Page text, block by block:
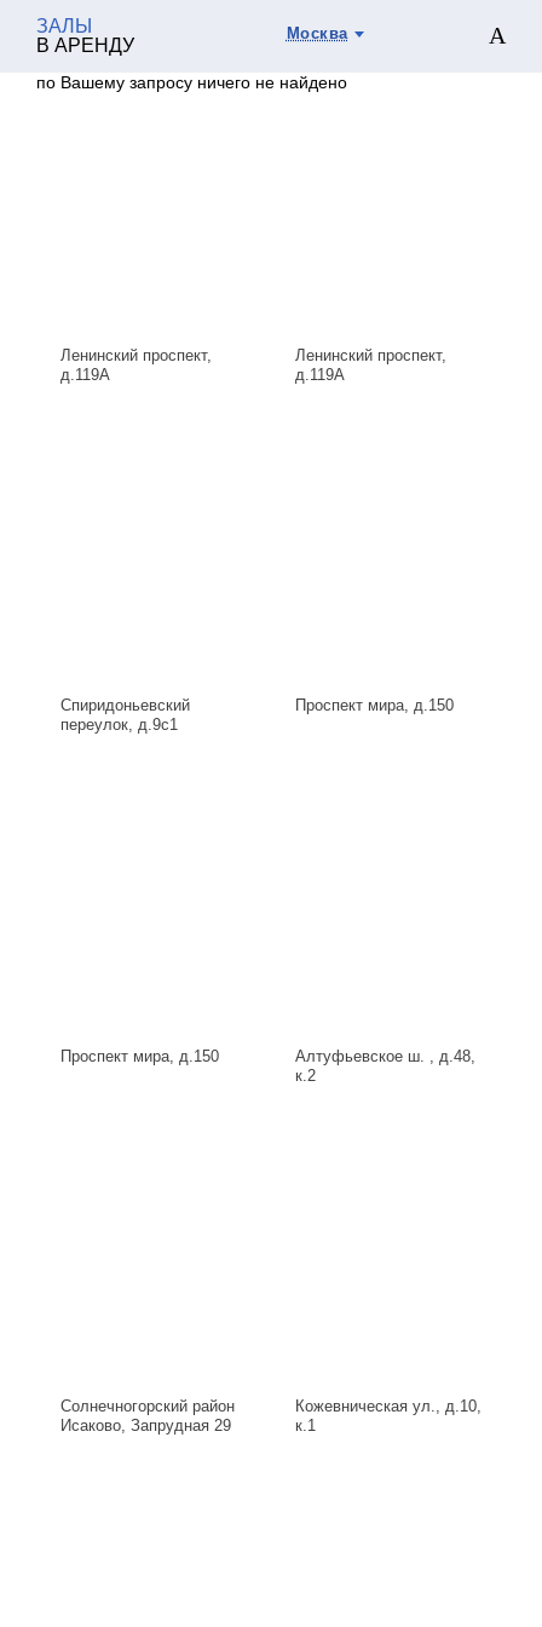
ЗАЛЫ
В АРЕНДУ
Москва
по Вашему запросу ничего не найдено
Ленинский проспект,
д.119А
Ленинский проспект,
д.119А
Спиридоньевский
переулок, д.9с1
Проспект мира, д.150
Проспект мира, д.150
Алтуфьевское ш. , д.48,
к.2
Солнечногорский район
Исаково, Запрудная 29
Кожевническая ул., д.10,
к.1